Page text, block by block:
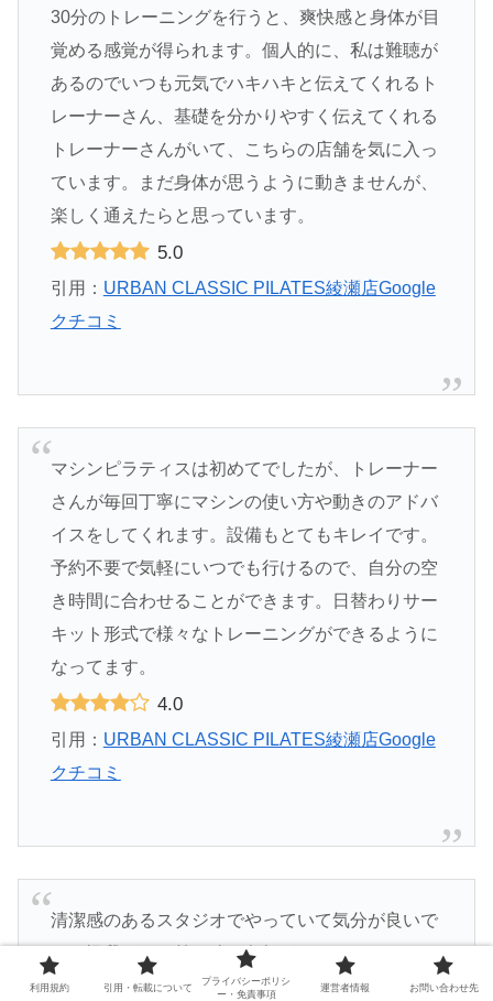
30分のトレーニングを行うと、爽快感と身体が目
覚める感覚が得られます。個人的に、私は難聴が
あるのでいつも元気でハキハキと伝えてくれるト
レーナーさん、基礎を分かりやすく伝えてくれる
トレーナーさんがいて、こちらの店舗を気に入っ
ています。まだ身体が思うように動きませんが、
楽しく通えたらと思っています。
5.0
引用： URBAN CLASSIC PILATES綾瀬店Google
クチコミ
マシンピラティスは初めてでしたが、トレーナー
さんが毎回丁寧にマシンの使い方や動きのアドバ
イスをしてくれます。設備もとてもキレイです。
予約不要で気軽にいつでも行けるので、自分の空
き時間に合わせることができます。日替わりサー
キット形式で様々なトレーニングができるように
なってます。
4.0
引用： URBAN CLASSIC PILATES綾瀬店Google
クチコミ
清潔感のあるスタジオでやっていて気分が良いで
す。怪我があり首に強く負担がかけられないこと
を伝えると、状態に合わせてトレーニング内容を
利用規約 引用・転載について
プライバシーポリシ
ー・免責事項
運営者情報 お問い合わせ先